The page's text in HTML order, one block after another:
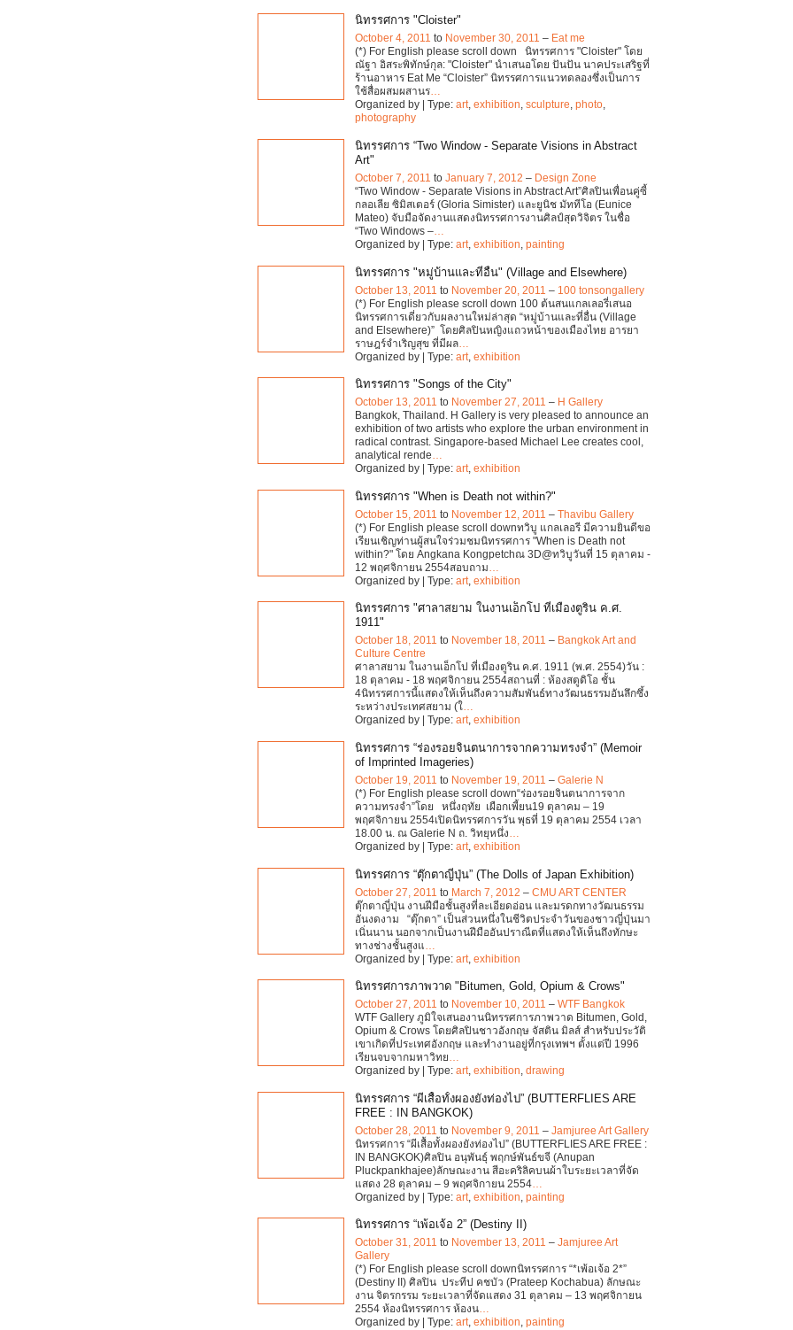
นิทรรศการ "Cloister"
October 4, 2011 to November 30, 2011 – Eat me
(*) For English please scroll down นิทรรศการ "Cloister" โดย
ณัฐา อิสระพิทักษ์กุล: "Cloister" นำเสนอโดย ปันปัน นาคประเสริฐที่
ร้านอาหาร Eat Me “Cloister” นิทรรศการแนวทดลองซึ่งเป็นการ
ใช้สื่อผสมผสานร…
Organized by | Type: art, exhibition, sculpture, photo,
photography
นิทรรศการ “Two Window - Separate Visions in Abstract
Art"
October 7, 2011 to January 7, 2012 – Design Zone
“Two Window - Separate Visions in Abstract Art”ศิลปินเพื่อนคู่ซี้
กลอเลีย ซิมิสเตอร์ (Gloria Simister) และยูนิช มัททีโอ (Eunice
Mateo) จับมือจัดงานแสดงนิทรรศการงานศิลป์สุดวิจิตร ในชื่อ
“Two Windows –…
Organized by | Type: art, exhibition, painting
นิทรรศการ "หมู่บ้านและที่อื่น" (Village and Elsewhere)
October 13, 2011 to November 20, 2011 – 100 tonsongallery
(*) For English please scroll down 100 ต้นสนแกลเลอรี่เสนอ
นิทรรศการเดี่ยวกับผลงานใหม่ล่าสุด “หมู่บ้านและที่อื่น (Village
and Elsewhere)” โดยศิลปินหญิงแถวหน้าของเมืองไทย อารยา
ราษฎร์จำเริญสุข ที่มีผล
Organized by | Type: art exhibition
นิทรรศการ "Songs of the City"
October 13, 2011 to November 27, 2011 – H Gallery
Bangkok, Thailand. H Gallery is very pleased to announce an
exhibition of two artists who explore the urban environment in
radical contrast. Singapore-based Michael Lee creates cool,
analytical rende…
Organized by | Type: art, exhibition
นิทรรศการ "When is Death not within?"
October 15, 2011 to November 12, 2011 – Thavibu Gallery
(*) For English please scroll downทวิบู แกลเลอรี มีความยินดีขอ
เรียนเชิญท่านผู้สนใจร่วมชมนิทรรศการ "When is Death not
within?" โดย Angkana Kongpetchณ 3D@ทวิบูวันที่ 15 ตุลาคม -
12 พฤศจิกายน 2554สอบถาม
Organized by | Type: art exhibition
นิทรรศการ "ศาลาสยาม ในงานเอ็กโป ที่เมืองตูริน ค.ศ.
1911"
October 18, 2011 to November 18, 2011 – Bangkok Art and
Culture Centre
ศาลาสยาม ในงานเอ็กโป ที่เมืองตูริน ค.ศ. 1911 (พ.ศ. 2554)วัน :
18 ตุลาคม - 18 พฤศจิกายน 2554สถานที่ : ห้องสตูดิโอ ชั้น
4นิทรรศการนี้แสดงให้เห็นถึงความสัมพันธ์ทางวัฒนธรรมอันลึกซึ้ง
ระหว่างประเทศสยาม (ใ…
Organized by | Type: art, exhibition
นิทรรศการ “ร่องรอยจินตนาการจากความทรงจำ” (Memoir
of Imprinted Imageries)
October 19, 2011 to November 19, 2011 – Galerie N
(*) For English please scroll down“ร่องรอยจินตนาการจาก
ความทรงจำ”โดย หนึ่งฤทัย เผือกเพี้ยน19 ตุลาคม – 19
พฤศจิกายน 2554เปิดนิทรรศการวัน พุธที่ 19 ตุลาคม 2554 เวลา
18.00 น. ณ Galerie N ถ. วิทยุหนึ่ง…
Organized by | Type: art, exhibition
นิทรรศการ “ตุ๊กตาญี่ปุ่น” (The Dolls of Japan Exhibition)
October 27, 2011 to March 7, 2012 – CMU ART CENTER
ตุ๊กตาญี่ปุ่น งานฝีมือชั้นสูงที่ละเอียดอ่อน และมรดกทางวัฒนธรรม
อันงดงาม “ตุ๊กตา” เป็นส่วนหนึ่งในชีวิตประจำวันของชาวญี่ปุ่นมา
เนิ่นนาน นอกจากเป็นงานฝีมืออันปราณีตที่แสดงให้เห็นถึงทักษะ
ทางช่างชั้นสูงแ
Organized by | Type: art exhibition
นิทรรศการภาพวาด "Bitumen, Gold, Opium & Crows"
October 27, 2011 to November 10, 2011 – WTF Bangkok
WTF Gallery ภูมิใจเสนองานนิทรรศการภาพวาด Bitumen, Gold,
Opium & Crows โดยศิลปินชาวอังกฤษ จัสติน มิลส์ สำหรับประวัติ
เขาเกิดที่ประเทศอังกฤษ และทำงานอยู่ที่กรุงเทพฯ ตั้งแต่ปี 1996
เรียนจบจากมหาวิทย…
Organized by | Type: art, exhibition, drawing
นิทรรศการ “ผีเสื้อทั้งผองยังท่องไป” (BUTTERFLIES ARE
FREE : IN BANGKOK)
October 28, 2011 to November 9, 2011 – Jamjuree Art Gallery
นิทรรศการ “ผีเสื้อทั้งผองยังท่องไป” (BUTTERFLIES ARE FREE :
IN BANGKOK)ศิลปิน อนุพันธุ์ พฤกษ์พันธ์ขจี (Anupan
Pluckpankhajee)ลักษณะงาน สีอะคริลิคบนผ้าใบระยะเวลาที่จัด
แสดง 28 ตุลาคม – 9 พฤศจิกายน 2554
Organized by | Type: art exhibition painting
นิทรรศการ “เพ้อเจ้อ 2” (Destiny II)
October 31, 2011 to November 13, 2011 – Jamjuree Art
Gallery
(*) For English please scroll downนิทรรศการ “*เพ้อเจ้อ 2*”
(Destiny II) ศิลปิน ประทีป คชบัว (Prateep Kochabua) ลักษณะ
งาน จิตรกรรม ระยะเวลาที่จัดแสดง 31 ตุลาคม – 13 พฤศจิกายน
2554 ห้องนิทรรศการ ห้องน…
Organized by | Type: art, exhibition, painting